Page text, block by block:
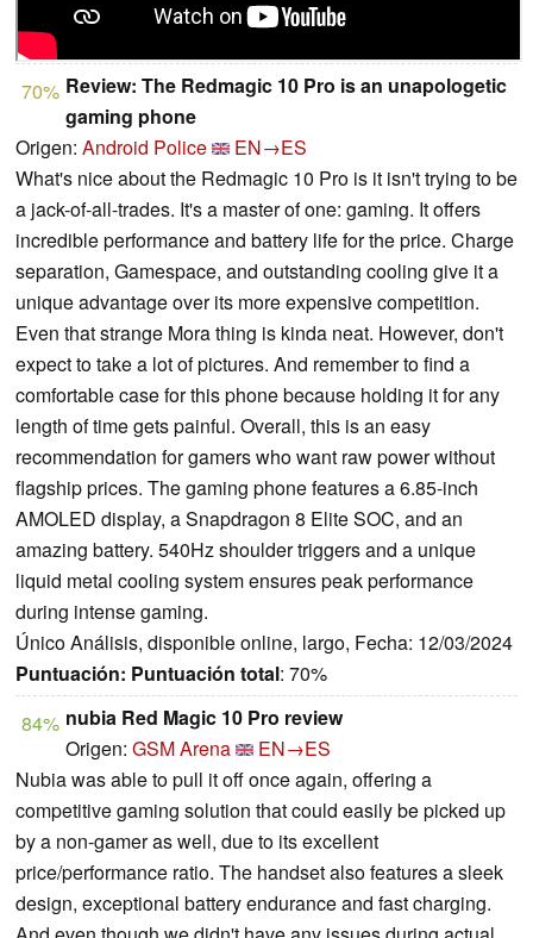
70% Review: The Redmagic 10 Pro is an unapologetic
gaming phone
Origen: Android Police
EN→ES
What's nice about the Redmagic 10 Pro is it isn't trying to be
a jack-of-all-trades. It's a master of one: gaming. It offers
incredible performance and battery life for the price. Charge
separation, Gamespace, and outstanding cooling give it a
unique advantage over its more expensive competition.
Even that strange Mora thing is kinda neat. However, don't
expect to take a lot of pictures. And remember to find a
comfortable case for this phone because holding it for any
length of time gets painful. Overall, this is an easy
recommendation for gamers who want raw power without
flagship prices. The gaming phone features a 6.85-inch
AMOLED display, a Snapdragon 8 Elite SOC, and an
amazing battery. 540Hz shoulder triggers and a unique
liquid metal cooling system ensures peak performance
during intense gaming.
Único Análisis, disponible online, largo, Fecha: 12/03/2024
Puntuación: Puntuación total: 70%
84% nubia Red Magic 10 Pro review
Origen: GSM Arena
EN→ES
Nubia was able to pull it off once again, offering a
competitive gaming solution that could easily be picked up
by a non-gamer as well, due to its excellent
price/performance ratio. The handset also features a sleek
design, exceptional battery endurance and fast charging.